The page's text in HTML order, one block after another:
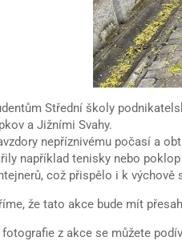
Střední školy
a Jižními Svahy.
nepříznivému počasí a
například tenisky nebo
což přispělo i k výchově
že tato akce bude mít
fotografie z akce se můžete